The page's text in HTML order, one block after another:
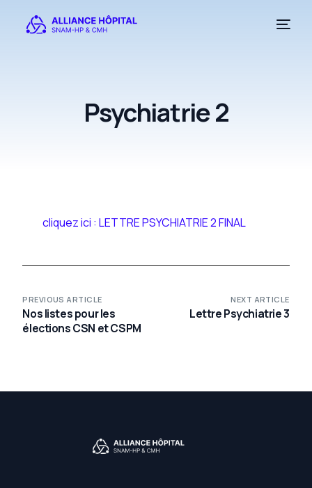
Psychiatrie 2
cliquez ici : LETTRE PSYCHIATRIE 2 FINAL
PREVIOUS ARTICLE
Nos listes pour les
élections CSN et CSPM
NEXT ARTICLE
Lettre Psychiatrie 3